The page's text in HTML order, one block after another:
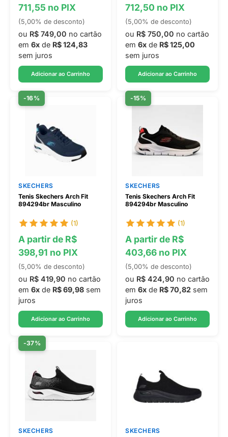
711,55 no PIX
(5,00% de desconto)
ou R$ 749,00 no cartão
em 6x de R$ 124,83
sem juros
Adicionar ao Carrinho
712,50 no PIX
(5,00% de desconto)
ou R$ 750,00 no cartão
em 6x de R$ 125,00
sem juros
Adicionar ao Carrinho
-16%
SKECHERS
Tenis Skechers Arch Fit
894294br Masculino
(1)
A partir de R$
398,91 no PIX
(5,00% de desconto)
ou R$ 419,90 no cartão
em 6x de R$ 69,98 sem
juros
Adicionar ao Carrinho
-15%
SKECHERS
Tenis Skechers Arch Fit
894294br Masculino
(1)
A partir de R$
403,66 no PIX
(5,00% de desconto)
ou R$ 424,90 no cartão
em 6x de R$ 70,82 sem
juros
Adicionar ao Carrinho
-37%
SKECHERS
SKECHERS